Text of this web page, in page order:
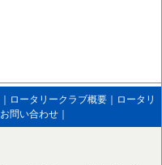
ロータリークラブ概要
ロータリ
お問い合わせ